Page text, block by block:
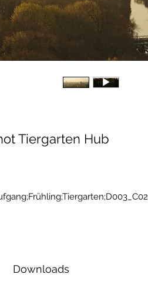
Tiergarten Hub
Downloads